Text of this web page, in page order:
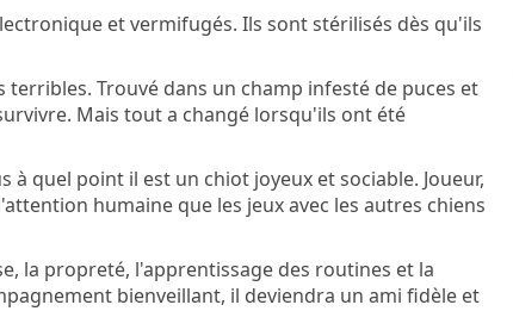
et vermifugés. Ils sont stérilisés dès qu'ils
Trouvé dans un champ infesté de puces et
Mais tout a changé lorsqu'ils ont été
quel point il est un chiot joyeux et sociable. Joueur,
humaine que les jeux avec les autres chiens
la propreté, l'apprentissage des routines et la
bienveillant, il deviendra un ami fidèle et